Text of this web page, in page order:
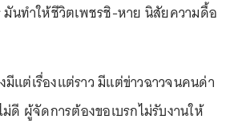
มันทำให้ชีวิตเพชรชิ-หาย นิสัยความดื้อ
แต่เรื่องแต่ราว มีแต่ข่าวฉาวจนคนด่า
ดี ผู้จัดการต้องขอเบรกไม่รับงานให้